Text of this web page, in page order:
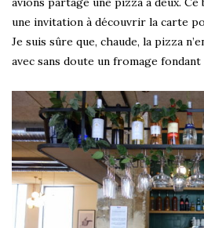
une invitation à découvrir la carte
Je suis sûre que, chaude, la pizza
avec sans doute un fromage fondant